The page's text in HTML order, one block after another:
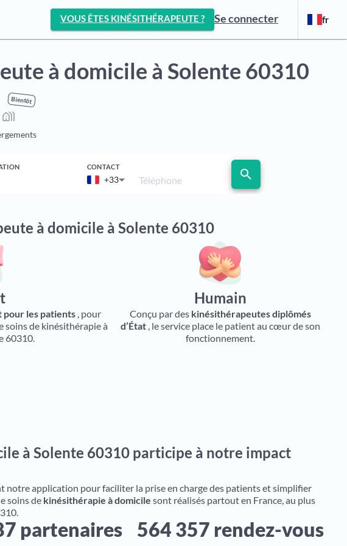
VOUS ÊTES KINÉSITHÉRAPEUTE ? Se connecter fr
à domicile à Solente 60310
Bientôt
holiday_village
CONTACT
+33 Téléphone search
à domicile à Solente 60310
les patients , pour
soins de kinésithérapie à
60310.
Humain
Conçu par des kinésithérapeutes diplômés
d’État, le service place le patient au cœur de son
fonctionnement.
à Solente 60310 participe à notre impact
notre application pour faciliter la prise en charge des patients et simplifier
soins de kinésithérapie à domicile sont réalisés partout en France, au plus
partenaires 564 357 rendez-vous